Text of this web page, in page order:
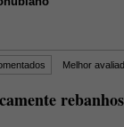
Melhor